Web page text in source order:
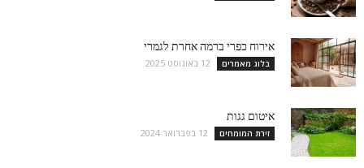
אירוח כפרי ברמה אחרת לגמרי
בלוג מאמרים 12 באוגוסט 2025
איטום גגות
זירת המומחים 12 בפברואר 2024